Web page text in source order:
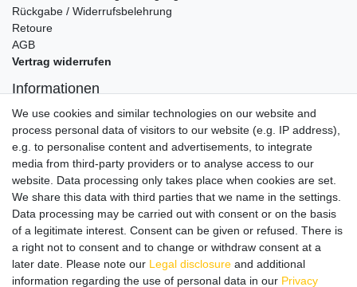
Rückgabe / Widerrufsbelehrung
Retoure
AGB
Vertrag widerrufen
Informationen
Datenschutz
Impressum
Wir verschicken klimaneutral mit DPD
Zahlungsmethoden
We use cookies and similar technologies on our website and
process personal data of visitors to our website (e.g. IP address),
e.g. to personalise content and advertisements, to integrate
media from third-party providers or to analyse access to our
website. Data processing only takes place when cookies are set.
We share this data with third parties that we name in the settings.
Data processing may be carried out with consent or on the basis
of a legitimate interest. Consent can be given or refused. There is
a right not to consent and to change or withdraw consent at a
later date. Please note our Legal disclosure and additional
information regarding the use of personal data in our Privacy